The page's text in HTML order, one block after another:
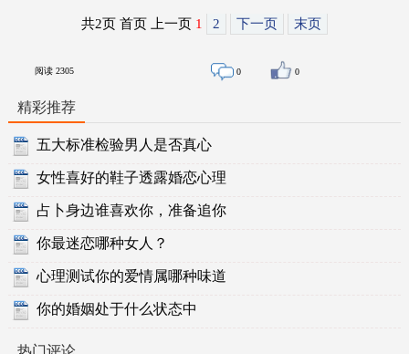
共2页 首页 上一页 1 2 下一页 末页
阅读 2305 0 0
精彩推荐
五大标准检验男人是否真心
女性喜好的鞋子透露婚恋心理
占卜身边谁喜欢你，准备追你
你最迷恋哪种女人？
心理测试你的爱情属哪种味道
你的婚姻处于什么状态中
热门评论